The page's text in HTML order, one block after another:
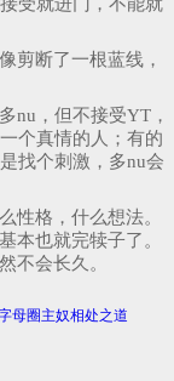
剪断了一根蓝线，
nu，但不接受YT，
个真情的人；有的
找个刺激，多nu会
性格，什么想法。
本也就完犊子了。
不会长久。
母圈主奴相处之道